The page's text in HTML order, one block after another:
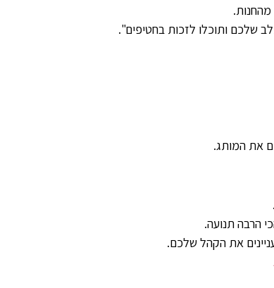
שלכם ותוכלו לזכות בחטיפים".
את המותג.
הרבה תנועה.
את הקהל שלכם.